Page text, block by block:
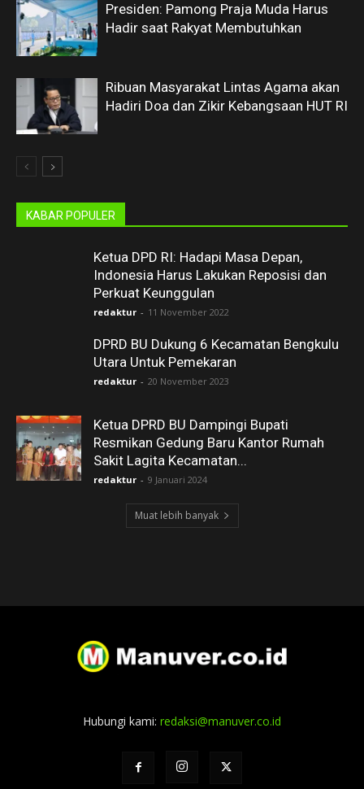
Presiden: Pamong Praja Muda Harus
Hadir saat Rakyat Membutuhkan
Ribuan Masyarakat Lintas Agama akan
Hadiri Doa dan Zikir Kebangsaan HUT RI
KABAR POPULER
Ketua DPD RI: Hadapi Masa Depan,
Indonesia Harus Lakukan Reposisi dan
Perkuat Keunggulan
redaktur - 11 November 2022
DPRD BU Dukung 6 Kecamatan Bengkulu
Utara Untuk Pemekaran
redaktur - 20 November 2023
Ketua DPRD BU Dampingi Bupati
Resmikan Gedung Baru Kantor Rumah
Sakit Lagita Kecamatan...
redaktur - 9 Januari 2024
Muat lebih banyak
Hubungi kami: redaksi@manuver.co.id